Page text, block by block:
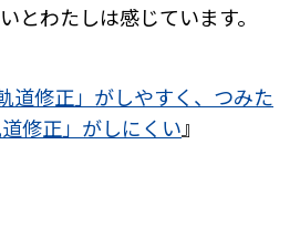
とわたしは感じています。
道修正」がしやすく、つみた
修正」がしにくい』